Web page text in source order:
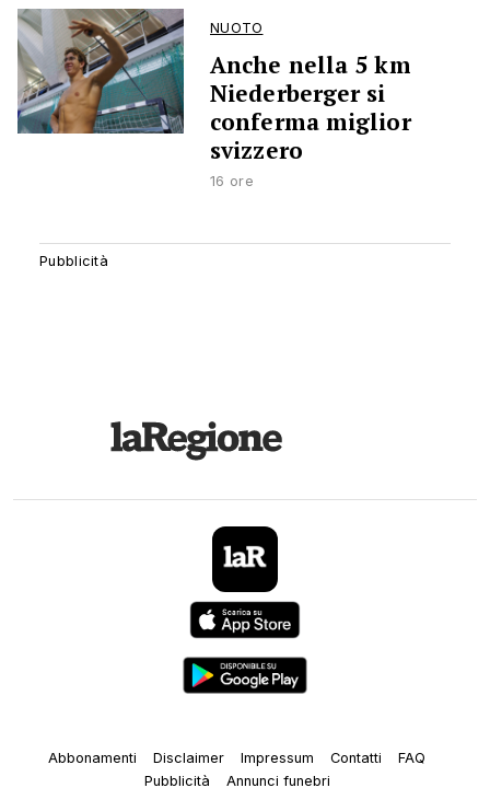
NUOTO
Anche nella 5 km
Niederberger si
conferma miglior
svizzero
16 ore
Abbonamenti Disclaimer Impressum Contatti
FAQ
Pubblicità
Annunci funebri